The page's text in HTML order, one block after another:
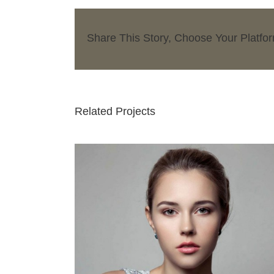
Share This Story, Choose Your
Related Projects